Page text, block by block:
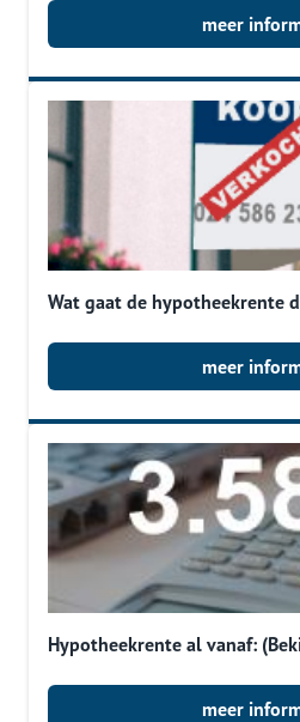
meer
Wat gaat de hypotheekrente
meer
Hypotheekrente al vanaf:
meer